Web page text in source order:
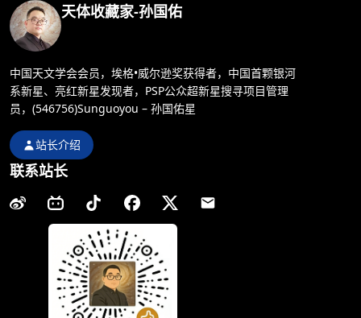
天体收藏家-孙国佑
中国天文学会会员，埃格•威尔逊奖获得者，中国首颗银河
系新星、亮红新星发现者，PSP公众超新星搜寻项目管理
员，(546756)Sunguoyou – 孙国佑星
站长介绍
联系站长